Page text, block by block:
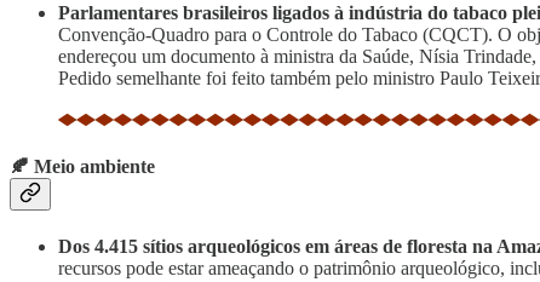
Parlamentares brasileiros ligados à indústria do tabaco
Convenção-Quadro para o Controle do Tabaco (CQCT). O
endereçou um documento à ministra da Saúde, Nísia
Pedido semelhante foi feito também pelo ministro Paulo
🍂 Meio ambiente
Dos 4.415 sítios arqueológicos em áreas de floresta na
recursos pode estar ameaçando o patrimônio arqueológico,